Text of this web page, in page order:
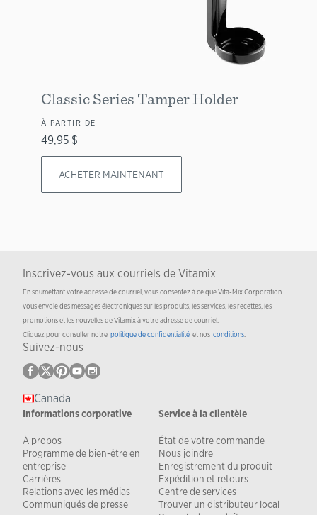
Classic Series Tamper Holder
À PARTIR DE
49,95 $
ACHETER MAINTENANT
Inscrivez-vous aux courriels de Vitamix
En soumettant votre adresse de courriel, vous consentez à ce que Vita-Mix Corporation
vous envoie des messages électroniques sur les produits, les services, les recettes, les
promotions et les nouvelles de Vitamix à votre adresse de courriel.
Cliquez pour consulter notre politique de confidentialité et nos conditions.
Suivez-nous
Canada
Informations corporative
À propos
Programme de bien-être en
entreprise
Carrières
Relations avec les médias
Communiqués de presse
Service à la clientèle
État de votre commande
Nous joindre
Enregistrement du produit
Expédition et retours
Centre de services
Trouver un distributeur local